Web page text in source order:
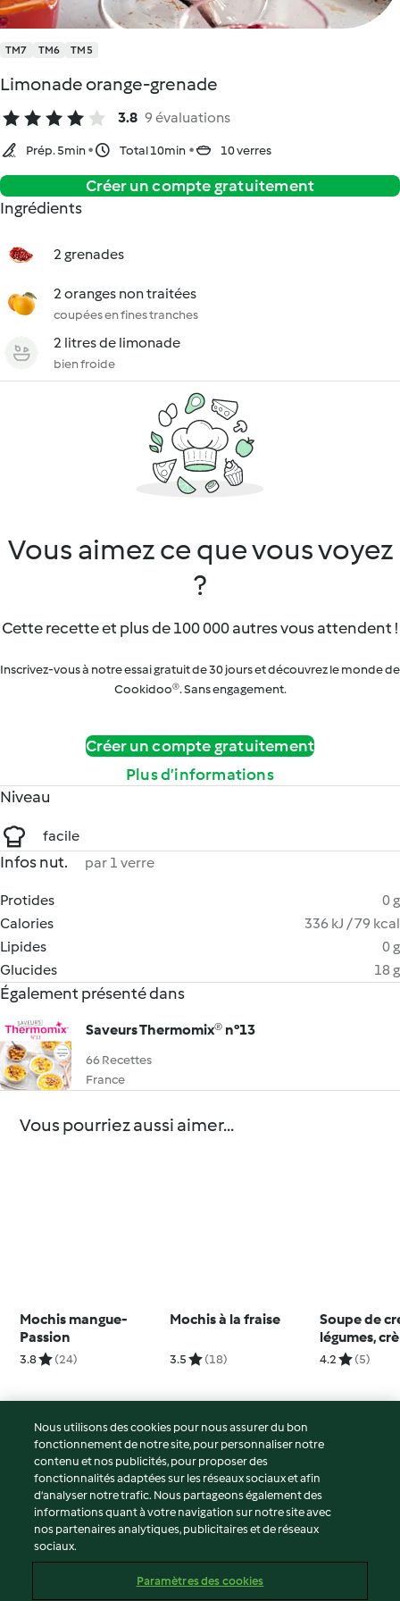
TM7 TM6 TM5
Limonade orange-grenade
3.8 9 évaluations
Prép. 5min Total 10min 10 verres
Créer un compte gratuitement
Ingrédients
2 grenades
2 oranges non traitées
coupées en fines tranches
2 litres de limonade
bien froide
Vous aimez ce que vous voyez
?
Cette recette et plus de 100 000 autres vous attendent !
Inscrivez-vous à notre essai gratuit de 30 jours et découvrez le monde de
Cookidoo®. Sans engagement.
Créer un compte gratuitement
Plus d’informations
Niveau
facile
Infos nut. par 1 verre
Protides
0 g
Calories
336 kJ / 79 kcal
Lipides
0 g
Glucides
18 g
Également présenté dans
Saveurs Thermomix® n°13
66 Recettes
France
Vous pourriez aussi aimer...
Mochis mangue-
Passion
3.8 (24)
Mochis à la fraise
3.5 (18)
Soupe de
légumes,
montée
4.2 (5)
© Copyright 2026
Conditions d'utilisation
Politique de confidentialité
Non-responsabilité
Mentions légales
Nous utilisons des cookies pour nous assurer du bon
fonctionnement de notre site, pour personnaliser notre
contenu et nos publicités, pour proposer des
fonctionnalités adaptées sur les réseaux sociaux et afin
d’analyser notre trafic. Nous partageons également des
informations quant à votre navigation sur notre site avec
nos partenaires analytiques, publicitaires et de réseaux
sociaux.
Paramètres des cookies